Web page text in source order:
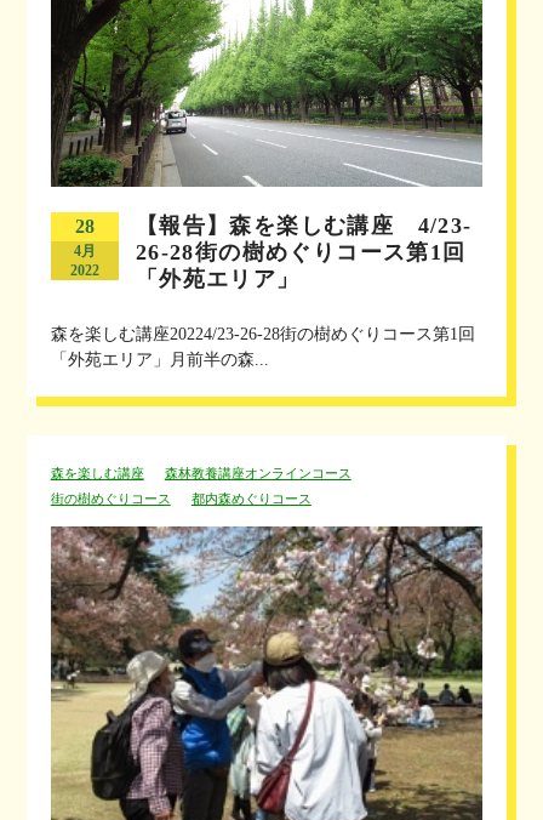
28
4月
2022
【報告】森を楽しむ講座 4/23-
26-28街の樹めぐりコース第1回
「外苑エリア」
森を楽しむ講座20224/23-26-28街の樹めぐりコース第1回
「外苑エリア」月前半の森...
森を楽しむ講座
森林教養講座オンラインコース
街の樹めぐりコース
都内森めぐりコース